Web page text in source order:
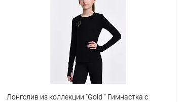
Лонгслив из коллекции "Gold " Гимнастка с